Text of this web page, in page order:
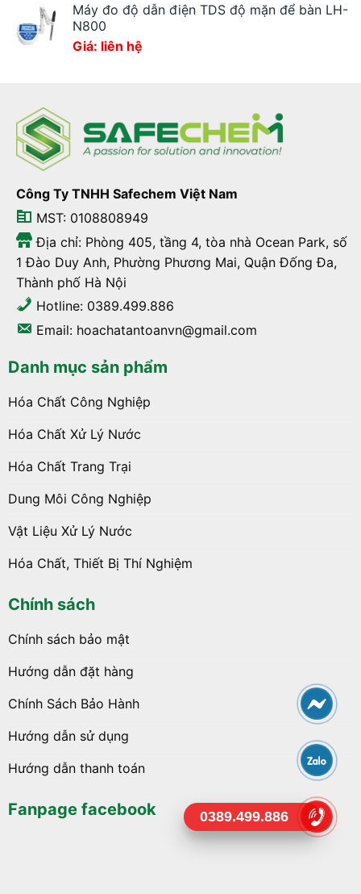
Máy đo độ dẫn điện TDS độ mặn để bàn LH-
N800
Giá: liên hệ
Công Ty TNHH Safechem Việt Nam
MST: 0108808949
Địa chỉ: Phòng 405, tầng 4, tòa nhà Ocean Park, số
1 Đào Duy Anh, Phường Phương Mai, Quận Đống Đa,
Thành phố Hà Nội
Hotline: 0389.499.886
Email: hoachatantoanvn@gmail.com
Danh mục sản phẩm
Hóa Chất Công Nghiệp
Hóa Chất Xử Lý Nước
Hóa Chất Trang Trại
Dung Môi Công Nghiệp
Vật Liệu Xử Lý Nước
Hóa Chất, Thiết Bị Thí Nghiệm
Chính sách
Chính sách bảo mật
Hướng dẫn đặt hàng
Chính Sách Bảo Hành
Hướng dẫn sử dụng
Hướng dẫn thanh toán
Fanpage facebook 0389.499.886